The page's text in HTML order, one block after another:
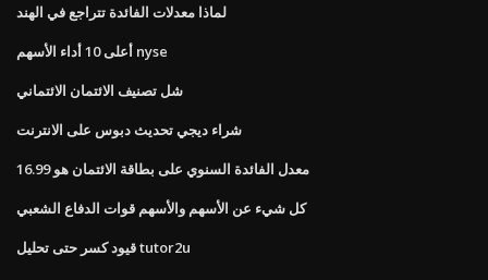
لماذا معدلات الفائدة تتراجع في الهند
أعلى 10 أداء الأسهم nyse
شل تصنيف الائتمان الائتماني
شراء ديجي تحديث دبوس على الانترنت
معدل الفائدة السنوي على بطاقة الائتمان هو 16.99
كل شيء عن الأسهم والأسهم قوات الدفاع الشعبي
قيود كسر حتى تحليل tutor2u